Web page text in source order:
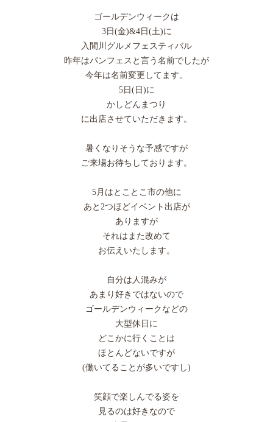
ゴールデンウィークは
3日(金)&4日(土)に
入間川グルメフェスティバル
昨年はパンフェスと言う名前でしたが
今年は名前変更してます。
5日(日)に
かしどんまつり
に出店させていただきます。
暑くなりそうな予感ですが
ご来場お待ちしております。
5月はとことこ市の他に
あと2つほどイベント出店が
ありますが
それはまた改めて
お伝えいたします。
自分は人混みが
あまり好きではないので
ゴールデンウィークなどの
大型休日に
どこかに行くことは
ほとんどないですが
(働いてることが多いですし)
笑顔で楽しんでる姿を
見るのは好きなので